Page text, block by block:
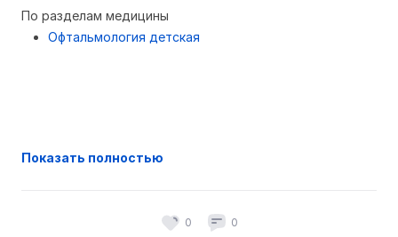
По разделам медицины
Офтальмология детская
Показать полностью
0 0